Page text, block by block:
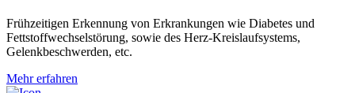
Frühzeitigen Erkennung von Erkrankungen wie Diabetes und
Fettstoffwechselstörung, sowie des Herz-Kreislaufsystems,
Gelenkbeschwerden, etc.
Mehr erfahren